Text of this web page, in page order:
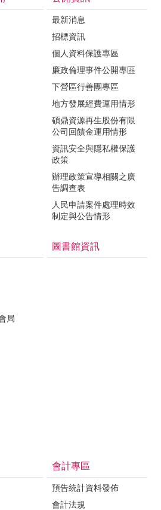
最新消息
招標資訊
個人資料保護專區
廉政倫理事件公開專區
下營區行善團專區
地方發展經費運用情形
碩鼎資源再生股份有限
公司回饋金運用情形
資訊安全與隱私權保護
政策
辦理政策宣導相關之廣
告調查表
人民申請案件處理時效
制定與公告情形
局
圖書館資訊
會計專區
預告統計資料發佈
會計法規